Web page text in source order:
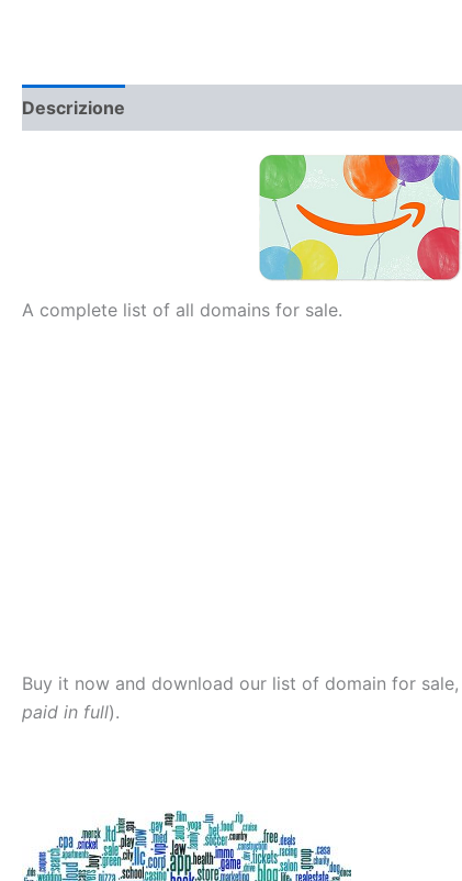
Descrizione
A complete list of all domains for sale.
Buy it now and download our list of domain for
paid in full).